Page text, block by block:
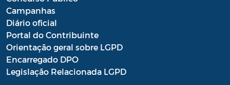
Campanhas
Diário oficial
Portal do Contribuinte
Orientação geral sobre LGPD
Encarregado DPO
Legislação Relacionada LGPD